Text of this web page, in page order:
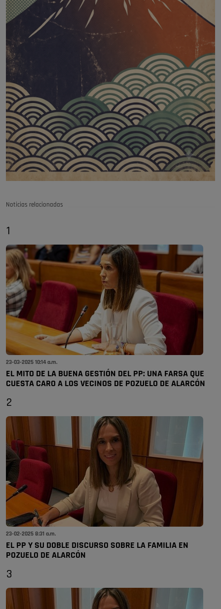
Noticias relacionadas
1
23-03-2025 10:14 a.m.
EL MITO DE LA BUENA GESTIÓN DEL PP: UNA FARSA QUE
CUESTA CARO A LOS VECINOS DE POZUELO DE ALARCÓN
2
23-02-2025 8:31 a.m.
EL PP Y SU DOBLE DISCURSO SOBRE LA FAMILIA EN
POZUELO DE ALARCÓN
3